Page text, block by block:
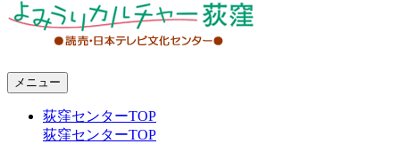
メニュー
荻窪センターTOP
荻窪センターTOP